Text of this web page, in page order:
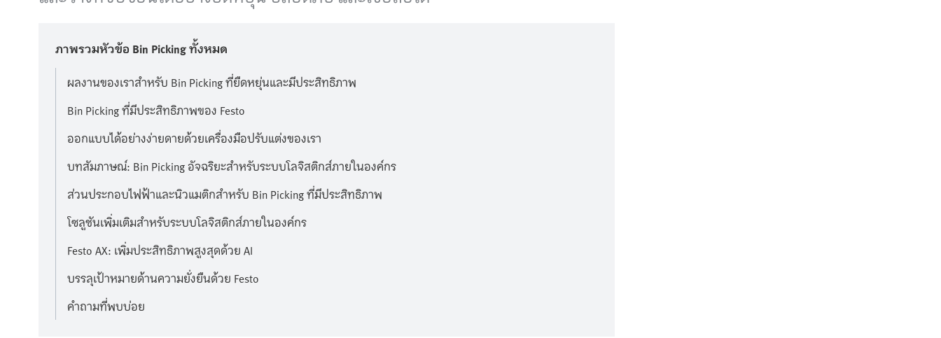
ภาพรวมหัวข้อ Bin Picking ทั้งหมด
ผลงานของเราสำหรับ Bin Picking ที่ยืดหยุ่นและมีประสิทธิภาพ
Bin Picking ที่มีประสิทธิภาพของ Festo
ออกแบบได้อย่างง่ายดายด้วยเครื่องมือปรับแต่งของเรา
บทสัมภาษณ์: Bin Picking อัจฉริยะสำหรับระบบโลจิสติกส์ภายในองค์กร
ส่วนประกอบไฟฟ้าและนิวแมติกสำหรับ Bin Picking ที่มีประสิทธิภาพ
โซลูชันเพิ่มเติมสำหรับระบบโลจิสติกส์ภายในองค์กร
Festo AX: เพิ่มประสิทธิภาพสูงสุดด้วย AI
บรรลุเป้าหมายด้านความยั่งยืนด้วย Festo
คำถามที่พบบ่อย